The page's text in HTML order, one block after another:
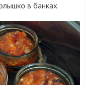
в банках.